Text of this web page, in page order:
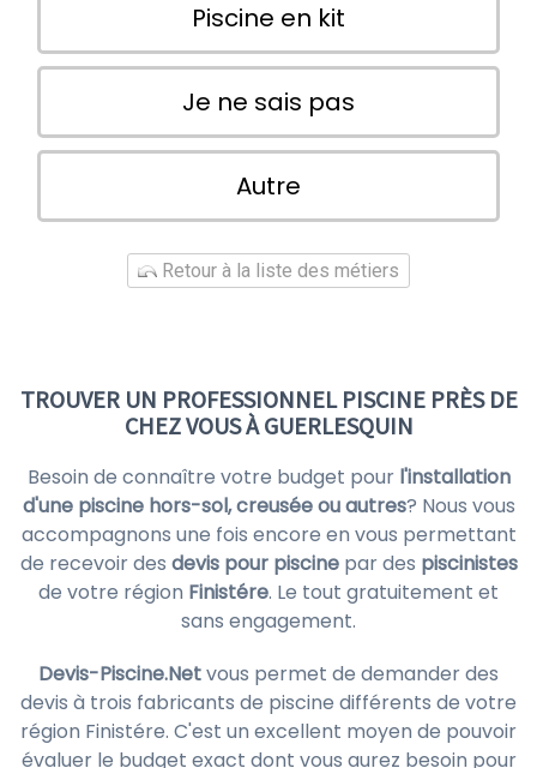
Piscine en kit
Je ne sais pas
Autre
Retour à la liste des métiers
TROUVER UN PROFESSIONNEL PISCINE PRÈS DE
CHEZ VOUS À GUERLESQUIN
Besoin de connaître votre budget pour l'installation
d'une piscine hors-sol, creusée ou autres? Nous vous
accompagnons une fois encore en vous permettant
de recevoir des devis pour piscinepar des piscinistes
de votre région Finistére. Le tout gratuitement et
sans engagement.
Devis-Piscine.Netvous permet de demander des
devis à trois fabricants de piscine différents de votre
région Finistére. C'est un excellent moyen de pouvoir
évaluer le budget exact dont vous aurez besoin pour